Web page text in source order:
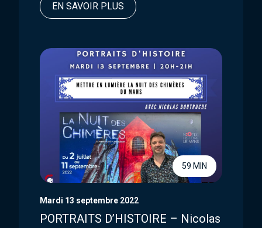
EN SAVOIR PLUS
59 MIN
Mardi 13 septembre 2022
PORTRAITS D’HISTOIRE – Nicolas